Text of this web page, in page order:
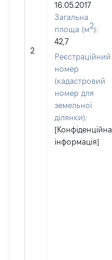
2
16.05.2017
Загальна
площа (м2):
42,7
Реєстраційний
номер
(кадастровий
номер для
земельної
ділянки):
[Конфіденційна
інформація]